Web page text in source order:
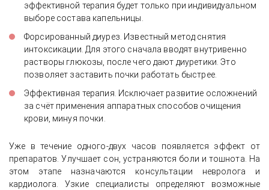
эффективной терапия будет только при индивидуальном
выборе состава капельницы.
Форсированный диурез. Известный метод снятия
интоксикации. Для этого сначала вводят внутривенно
растворы глюкозы, после чего дают диуретики. Это
позволяет заставить почки работать быстрее.
Эффективная терапия. Исключает развитие осложнений
за счёт применения аппаратных способов очищения
крови, минуя почки.
Уже в течение одного-двух часов появляется эффект от
препаратов. Улучшает сон, устраняются боли и тошнота. На
этом этапе назначаются консультации невролога и
кардиолога. Узкие специалисты определяют возможные